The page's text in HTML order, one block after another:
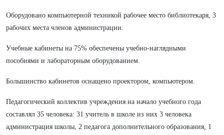
Оборудовано компьютерной техникой рабочее место библиотекаря, 3
рабочих места членов администрации.
Учебные кабинеты на 75% обеспечены учебно-наглядными
пособиями и лабораторным оборудованием.
Большинство кабинетов оснащено проектором, компьютером.
Педагогический коллектив учреждения на начало учебного года
составлял 35 человека: 31 учитель в школе из них 3 человека
администрация школы, 2 педагога дополнительного образования, 1